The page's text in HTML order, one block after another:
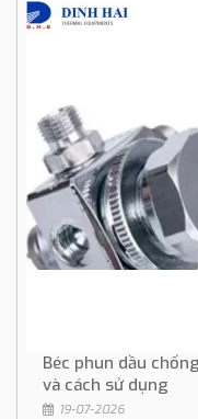
Béc phun dầu
và cách sử dụng
19-07-2026